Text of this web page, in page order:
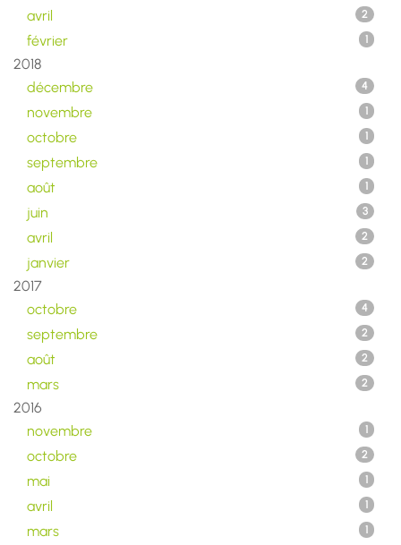
avril 2
février 1
2018
décembre
4
novembre 1
octobre 1
septembre 1
août 1
juin 3
avril 2
janvier 2
2017
octobre
4
septembre 2
août 2
mars 2
2016
novembre
1
octobre 2
mai 1
avril 1
mars 1